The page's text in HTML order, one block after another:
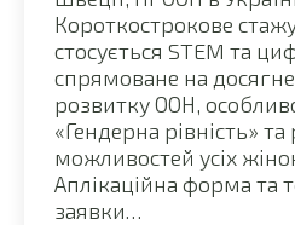
Короткострокове
стосується STEM та
спрямоване на
розвитку ООН,
«Гендерна рівність»
можливостей усіх
Аплікаційна форма та
заявки…